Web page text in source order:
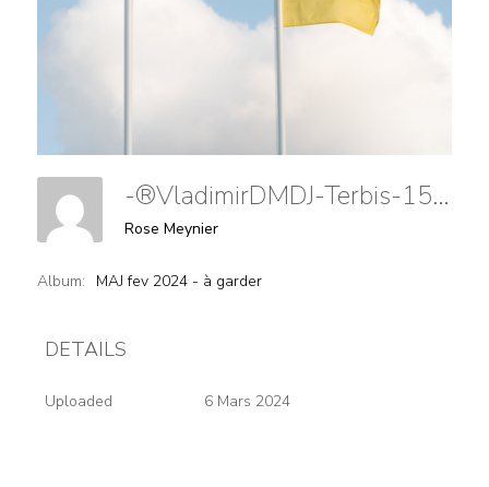
-®VladimirDMDJ-Terbis-159
Rose Meynier
Album: MAJ fev 2024 - à garder
DETAILS
Uploaded 6 Mars 2024